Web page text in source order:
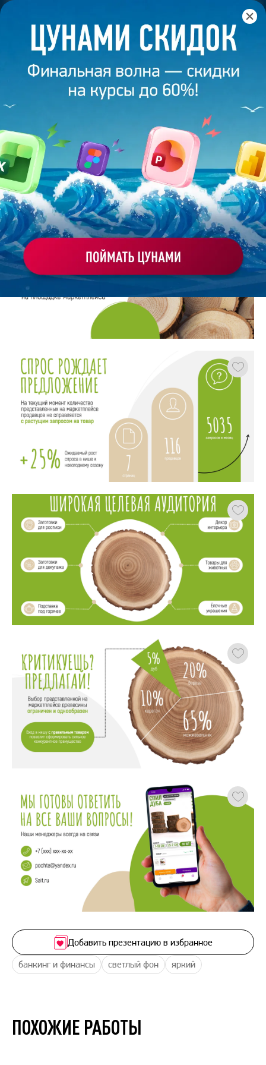
Главная /Банк слайдов / Презентация 504 – Анна Р.
ПРЕЗЕНТАЦИЯ 504 - АННА Р.
Моё избранное
Работа
студента
ХОЧУ ЗАКАЗАТЬ ТАКУЮ ПРЕЗЕНТАЦИЮ
банкинг и финансы светлый фон яркий
Добавить презентацию в избранное
ПОХОЖИЕ РАБОТЫ